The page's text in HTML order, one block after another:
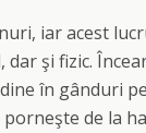
iar acest
şi fizic.
în gânduri
de la